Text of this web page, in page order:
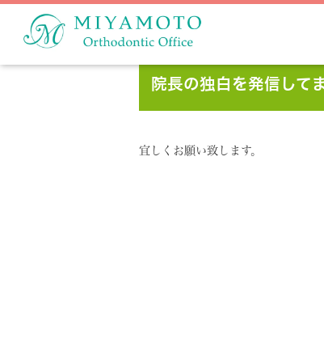
院長の独白を発信して
宜しくお願い致します。